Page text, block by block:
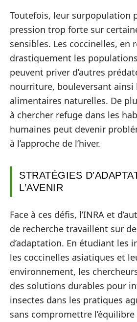
Toutefois, leur surpopulation
pression trop forte sur
sensibles. Les coccinelles, en
drastiquement les
peuvent priver d’autres
nourriture, bouleversant ainsi
alimentaires naturelles. De
à chercher refuge dans les
humaines peut devenir
à l’approche de l’hiver.
STRATÉGIES
L’AVENIR
Face à ces défis, l’INRA et
de recherche travaillent sur
d’adaptation. En étudiant les
les coccinelles asiatiques et
environnement, les
des solutions durables pour
insectes dans les pratiques
sans compromettre